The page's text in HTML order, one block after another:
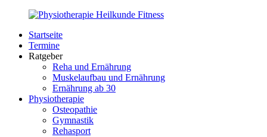
Zurück
Inhalt
PhysioMed-
Fit.de
Gesundheit
Startseite
Termine
Ratgeber
Reha und Ernährung
Muskelaufbau und Ernährung
Ernährung ab 30
Physiotherapie
Osteopathie
Gymnastik
Rehasport